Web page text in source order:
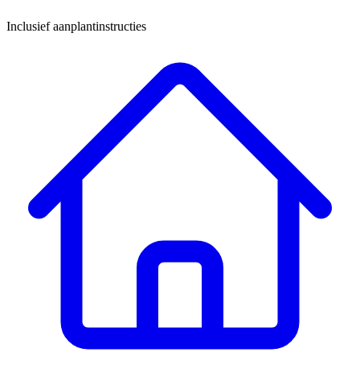
Inclusief aanplantinstructies